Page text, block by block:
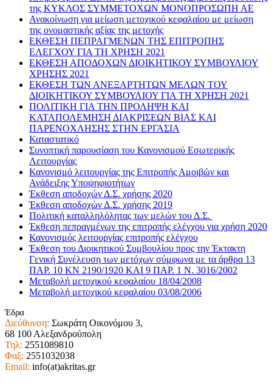
της ΚΥΚΛΟΣ ΣΥΜΜΕΤΟΧΩΝ ΜΟΝΟΠΡΟΣΩΠΗ ΑΕ
Ανακοίνωση για μείωση μετοχικού κεφαλαίου με μείωση
της ονομαστικής αξίας της μετοχής
ΕΚΘΕΣΗ ΠΕΠΡΑΓΜΕΝΩΝ ΤΗΣ ΕΠΙΤΡΟΠΗΣ
ΕΛΕΓΧΟΥ ΓΙΑ ΤΗ ΧΡΗΣΗ 2021
ΕΚΘΕΣΗ ΑΠΟΔΟΧΩΝ ΔΙΟΙΚΗΤΙΚΟΥ ΣΥΜΒΟΥΛΙΟΥ
ΧΡΗΣΗΣ 2021
ΕΚΘΕΣΗ ΤΩΝ ΑΝΕΞΑΡΤΗΤΩΝ ΜΕΛΩΝ ΤΟΥ
ΔΙΟΙΚΗΤΙΚΟΥ ΣΥΜΒΟΥΛΙΟΥ ΓΙΑ ΤΗ ΧΡΗΣΗ 2021
ΠΟΛΙΤΙΚΗ ΓΙΑ ΤΗΝ ΠΡΟΛΗΨΗ ΚΑΙ
ΚΑΤΑΠΟΛΕΜΗΣΗ ΔΙΑΚΡΙΣΕΩΝ ΒΙΑΣ ΚΑΙ
ΠΑΡΕΝΟΧΛΗΣΗΣ ΣΤΗΝ ΕΡΓΑΣΙΑ
Καταστατικό
Συνοπτική παρουσίαση του Κανονισμού Εσωτερικής
Λειτουργίας
Κανονισμό λειτουργίας της Επιτροπής Αμοιβών και
Ανάδειξης Υποψηφιοτήτων
Έκθεση αποδοχών Δ.Σ. χρήσης 2020
Έκθεση αποδοχών Δ.Σ. χρήσης 2019
Πολιτική καταλληλόλητας των μελών του Δ.Σ.
Έκθεση πεπραγμένων της επιτροπής ελέγχου για χρήση 2020
Κανονισμός λειτουργίας επιτροπής ελέγχου
Έκθεση του Διοικητικού Συμβουλίου προς την Έκτακτη
Γενική Συνέλευση των μετόχων σύμφωνα με τα άρθρα 13
ΠΑΡ. 10 ΚΝ 2190/1920 ΚΑΙ 9 ΠΑΡ. 1 Ν. 3016/2002
Μεταβολή μετοχικού κεφαλαίου 18/04/2008
Μεταβολή μετοχικού κεφαλαίου 03/08/2006
Έδρα
Διεύθυνση: Σωκράτη Οικονόμου 3,
68 100 Αλεξανδρούπολη
Τηλ: 2551089810
Φαξ: 2551032038
Email: info(at)akritas.gr